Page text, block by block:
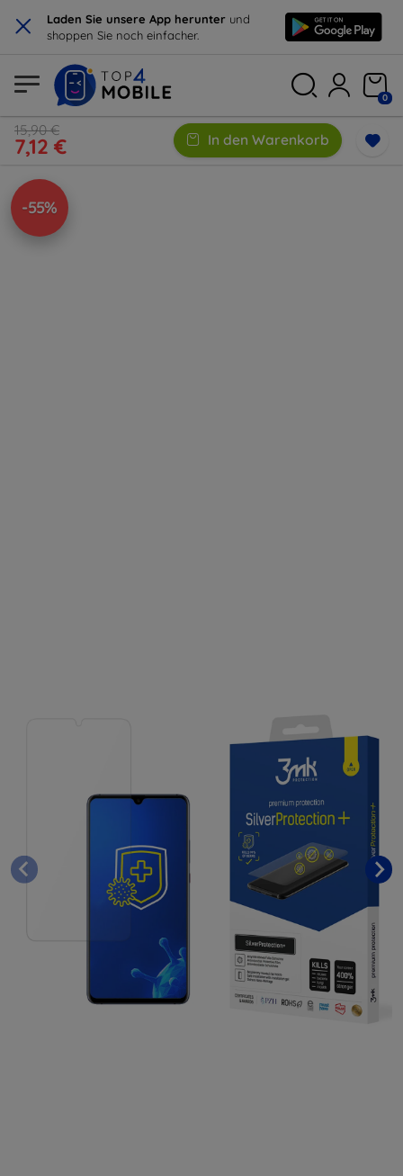
× Laden Sie unsere App herunter und
shoppen Sie noch einfacher.
0
15,90 €
7,12 € In den Warenkorb
-55%